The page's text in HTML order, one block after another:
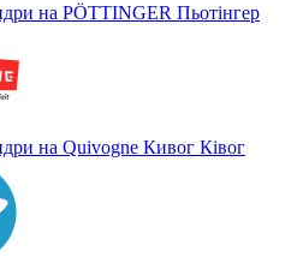
на PÖTTINGER Пьотінгер
на Quivogne Кивог Ківог